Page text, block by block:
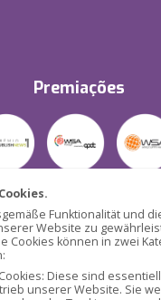
Funktionalität und
Website zu
Cookies können in zwei
Diese sind
unserer Website. Sie
Premiações
Segurança